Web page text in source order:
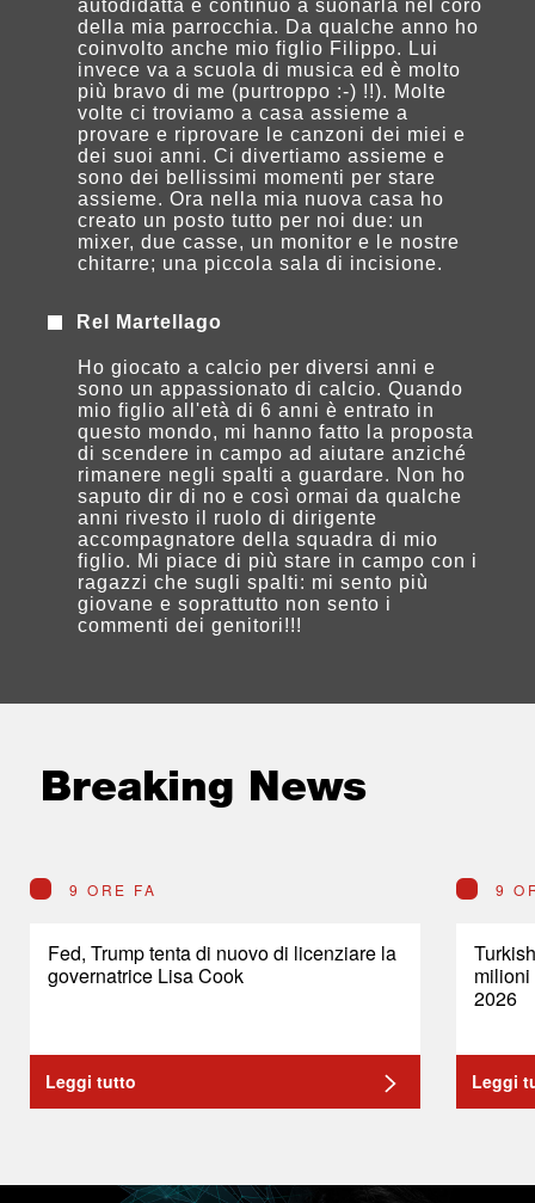
autodidatta e continuo a suonarla nel coro
della mia parrocchia. Da qualche anno ho
coinvolto anche mio figlio Filippo. Lui
invece va a scuola di musica ed è molto
più bravo di me (purtroppo :-) !!). Molte
volte ci troviamo a casa assieme a
provare e riprovare le canzoni dei miei e
dei suoi anni. Ci divertiamo assieme e
sono dei bellissimi momenti per stare
assieme. Ora nella mia nuova casa ho
creato un posto tutto per noi due: un
mixer, due casse, un monitor e le nostre
chitarre; una piccola sala di incisione.
Rel Martellago
Ho giocato a calcio per diversi anni e
sono un appassionato di calcio. Quando
mio figlio all'età di 6 anni è entrato in
questo mondo, mi hanno fatto la proposta
di scendere in campo ad aiutare anziché
rimanere negli spalti a guardare. Non ho
saputo dir di no e così ormai da qualche
anni rivesto il ruolo di dirigente
accompagnatore della squadra di mio
figlio. Mi piace di più stare in campo con i
ragazzi che sugli spalti: mi sento più
giovane e soprattutto non sento i
commenti dei genitori!!!
Breaking News
9 ORE FA
Fed, Trump tenta di nuovo di licenziare la
governatrice Lisa Cook
Leggi tutto
9
2026
Leggi